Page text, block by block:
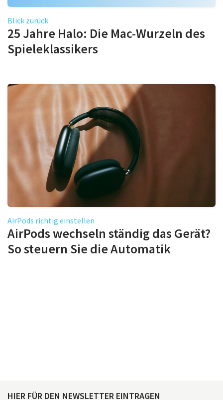
Blick zurück
25 Jahre Halo: Die Mac-Wurzeln des
Spieleklassikers
AirPods richtig einstellen
AirPods wechseln ständig das Gerät?
So steuern Sie die Automatik
HIER FÜR DEN NEWSLETTER EINTRAGEN